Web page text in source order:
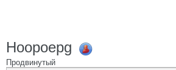
Hoopoepg
Продвинутый